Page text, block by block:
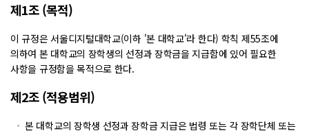
제1조 (목적)
이 규정은 서울디지털대학교(이하 '본 대학교'라 한다) 학칙 제55조에
의하여 본 대학교의 장학생의 선정과 장학금을 지급함에 있어 필요한
사항을 규정함을 목적으로 한다.
제2조 (적용범위)
본 대학교의 장학생 선정과 장학금 지급은 법령 또는 각 장학단체 또는